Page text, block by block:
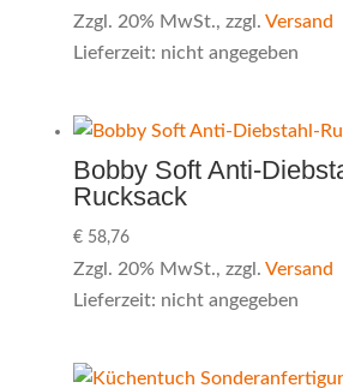
Zzgl. 20% MwSt., zzgl. Versand
Lieferzeit: nicht angegeben
Bobby Soft Anti-
Rucksack
€58,76
Zzgl. 20% MwSt., zzgl. Versand
Lieferzeit: nicht angegeben